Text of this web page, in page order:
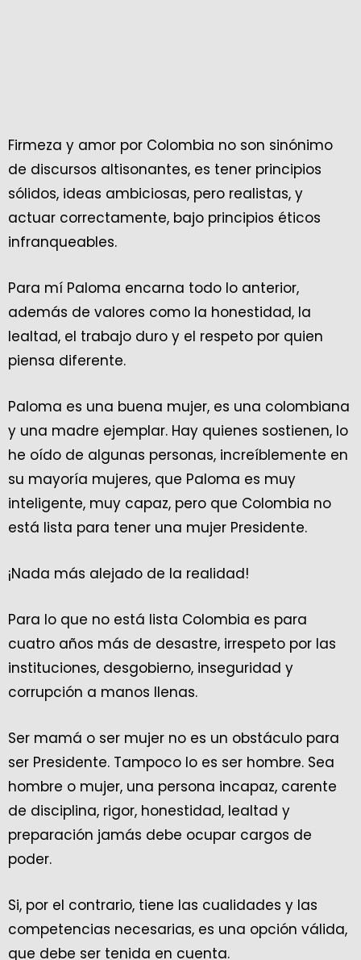
Firmeza y amor por Colombia no son sinónimo
de discursos altisonantes, es tener principios
sólidos, ideas ambiciosas, pero realistas, y
actuar correctamente, bajo principios éticos
infranqueables.
Para mí Paloma encarna todo lo anterior,
además de valores como la honestidad, la
lealtad, el trabajo duro y el respeto por quien
piensa diferente.
Paloma es una buena mujer, es una colombiana
y una madre ejemplar. Hay quienes sostienen, lo
he oído de algunas personas, increíblemente en
su mayoría mujeres, que Paloma es muy
inteligente, muy capaz, pero que Colombia no
está lista para tener una mujer Presidente.
¡Nada más alejado de la realidad!
Para lo que no está lista Colombia es para
cuatro años más de desastre, irrespeto por las
instituciones, desgobierno, inseguridad y
corrupción a manos llenas.
Ser mamá o ser mujer no es un obstáculo para
ser Presidente. Tampoco lo es ser hombre. Sea
hombre o mujer, una persona incapaz, carente
de disciplina, rigor, honestidad, lealtad y
preparación jamás debe ocupar cargos de
poder.
Si, por el contrario, tiene las cualidades y las
competencias necesarias, es una opción válida,
que debe ser tenida en cuenta.